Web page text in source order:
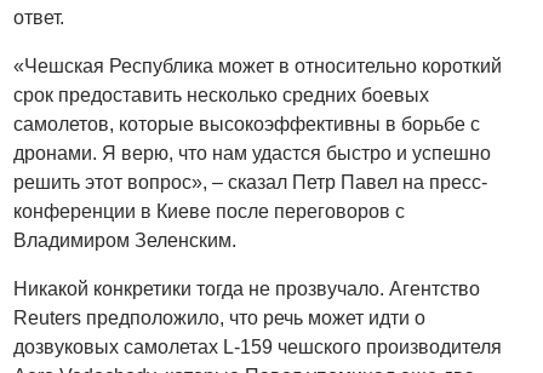
ответ.
«Чешская Республика может в относительно короткий
срок предоставить несколько средних боевых
самолетов, которые высокоэффективны в борьбе с
дронами. Я верю, что нам удастся быстро и успешно
решить этот вопрос», – сказал Петр Павел на пресс-
конференции в Киеве после переговоров с
Владимиром Зеленским.
Никакой конкретики тогда не прозвучало. Агентство
Reuters предположило, что речь может идти о
дозвуковых самолетах L-159 чешского производителя